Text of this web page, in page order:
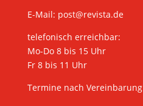
E-Mail: post@revista.de
telefonisch erreichbar:
Mo-Do 8 bis 15 Uhr
Fr 8 bis 11 Uhr
Termine nach Vereinbarung